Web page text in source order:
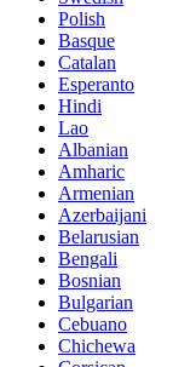
Polish
Basque
Catalan
Esperanto
Hindi
Lao
Albanian
Amharic
Armenian
Azerbaijani
Belarusian
Bengali
Bosnian
Bulgarian
Cebuano
Chichewa